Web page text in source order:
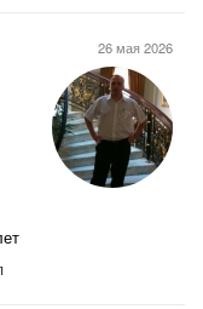
26 мая 2026